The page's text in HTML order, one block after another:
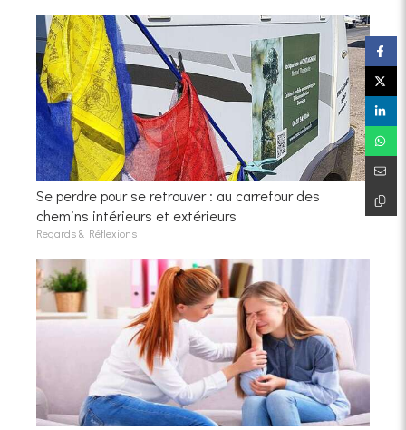
Se perdre pour se retrouver : au carrefour des
chemins intérieurs et extérieurs
Regards & Réflexions